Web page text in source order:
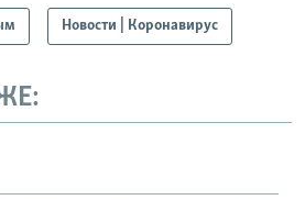
Новости | Коронавирус